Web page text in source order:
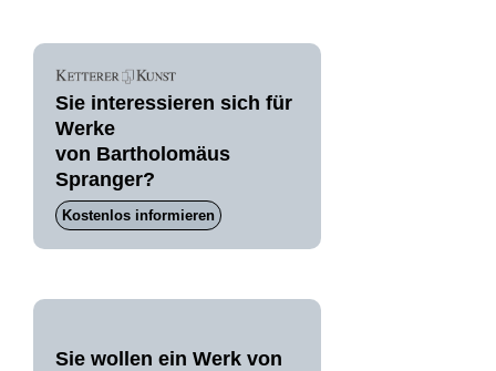
Sie interessieren sich für
Werke
von Bartholomäus
Spranger?
Kostenlos informieren
Sie wollen ein Werk von